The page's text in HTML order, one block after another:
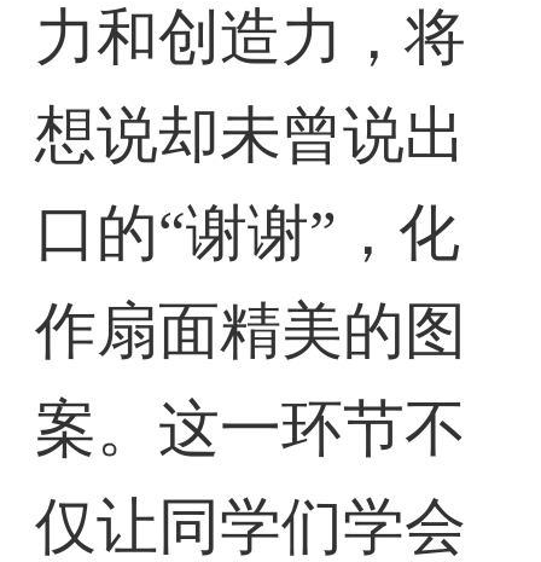
力和创造力，将
想说却未曾说出
口的“谢谢”，化
作扇面精美的图
案。这一环节不
仅让同学们学会